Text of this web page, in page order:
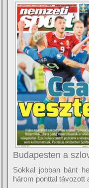
Budapesten a
Sokkal jobban bánt
három ponttal távozott